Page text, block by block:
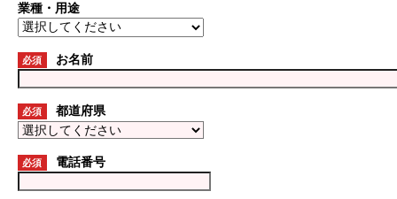
業種・用途
必須 お名前
必須 都道府県
必須 電話番号